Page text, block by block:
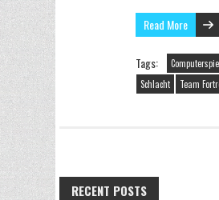
Read More
Tags:
Schlacht
Team
RECENT POSTS